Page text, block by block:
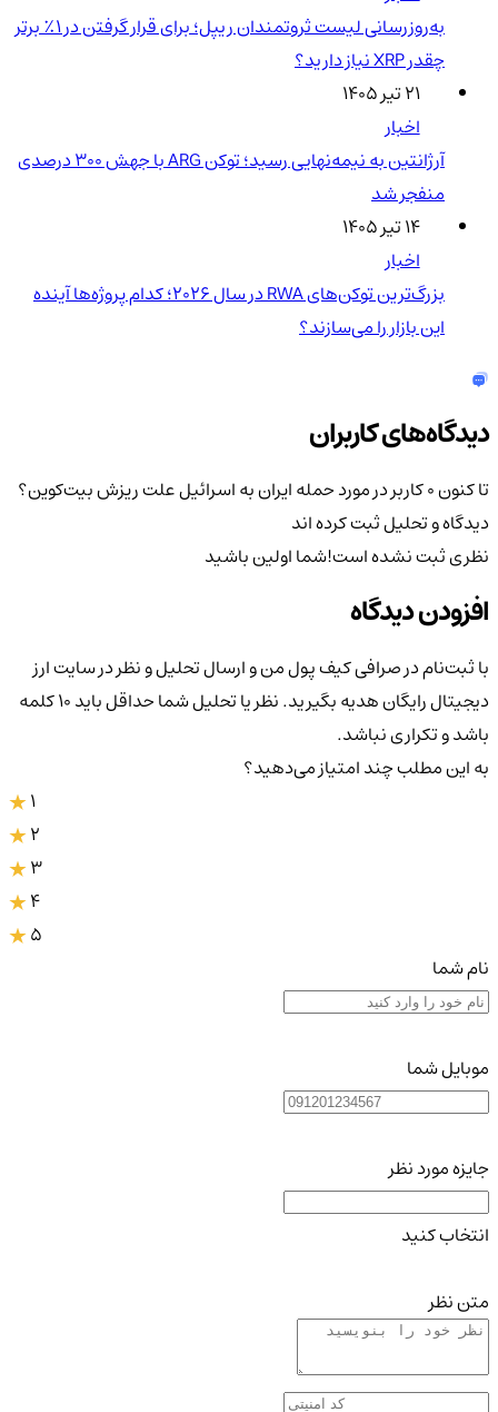
به‌روزرسانی لیست ثروتمندان ریپل؛ برای قرار گرفتن در ۱٪ برتر
چقدر XRP نیاز دارید؟
۲۱ تیر ۱۴۰۵
اخبار
آرژانتین به نیمه‌نهایی رسید؛ توکن ARG با جهش ۳۰۰ درصدی
منفجر شد
۱۴ تیر ۱۴۰۵
اخبار
بزرگ‌ترین توکن‌های RWA در سال ۲۰۲۶؛ کدام پروژه‌ها آینده
این بازار را می‌سازند؟
دیدگاه‌های کاربران
تا کنون 0 کاربر در مورد
حمله ایران به اسرائیل علت ریزش بیت‌کوین؟
دیدگاه و تحلیل ثبت کرده اند
نظری ثبت نشده است!شما اولین باشید
افزودن دیدگاه
با ثبت‌نام در صرافی کیف پول من و ارسال تحلیل و نظر در سایت ارز
دیجیتال رایگان هدیه بگیرید. نظر یا تحلیل شما حداقل باید ۱۰ کلمه
باشد و تکراری نباشد.
به این مطلب چند امتیاز می‌دهید؟
3
4
5
نام شما
موبایل شما
جایزه مورد نظر
انتخاب کنید
متن نظر